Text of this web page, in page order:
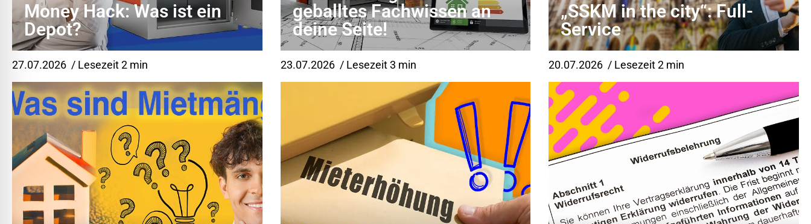
Money Hack: Was ist ein
Depot?
27.07.2026 / Lesezeit 2 min
geballtes Fachwissen an
deine Seite!
23.07.2026/ Lesezeit 3 min
„SSKM in the city“: Full-
Service
20.07.2026 / Lesezeit 2 min